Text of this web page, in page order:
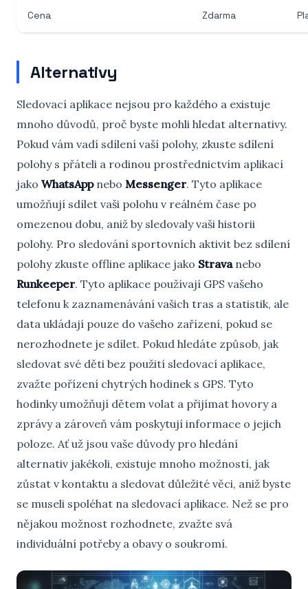
Cena Zdarma
Alternativy
Sledovací aplikace nejsou pro každého a existuje
mnoho důvodů, proč byste mohli hledat alternativy.
Pokud vám vadí sdílení vaší polohy, zkuste sdílení
polohy s přáteli a rodinou prostřednictvím aplikací
jako WhatsAppnebo Messenger. Tyto aplikace
umožňují sdílet vaši polohu v reálném čase po
omezenou dobu, aniž by sledovaly vaši historii
polohy. Pro sledování sportovních aktivit bez sdílení
polohy zkuste offline aplikace jako Stravanebo
Runkeeper. Tyto aplikace používají GPS vašeho
telefonu k zaznamenávání vašich tras a statistik, ale
data ukládají pouze do vašeho zařízení, pokud se
nerozhodnete je sdílet. Pokud hledáte způsob, jak
sledovat své děti bez použití sledovací aplikace,
zvažte pořízení chytrých hodinek s GPS. Tyto
hodinky umožňují dětem volat a přijímat hovory a
zprávy a zároveň vám poskytují informace o jejich
poloze. Ať už jsou vaše důvody pro hledání
alternativ jakékoli, existuje mnoho možností, jak
zůstat v kontaktu a sledovat důležité věci, aniž byste
se museli spoléhat na sledovací aplikace. Než se pro
nějakou možnost rozhodnete, zvažte svá
individuální potřeby a obavy o soukromí.